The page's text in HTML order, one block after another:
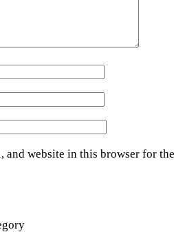
and website in this browser for the